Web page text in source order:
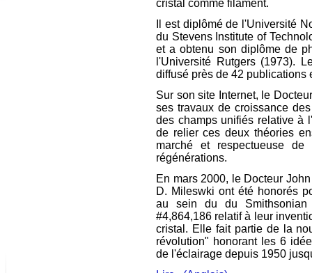
cristal comme filament.
Il est diplômé de l'Université
du Stevens Institute of
et a obtenu son diplôme de
l'Université Rutgers (1973).
diffusé près de 42 publications
Sur son site Internet, le
ses travaux de croissance
des champs unifiés relative à
de relier ces deux théories
marché et respectueuse
régénérations.
En mars 2000, le Docteur
D. Mileswki ont été honorés
au sein du du Smithsonian
#4,864,186 relatif à leur
cristal. Elle fait partie de la
révolution" honorant les 6
de l'éclairage depuis 1950